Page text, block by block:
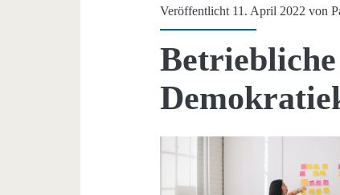
Projekte</span>
Veröffentlicht 11. April 2022 von